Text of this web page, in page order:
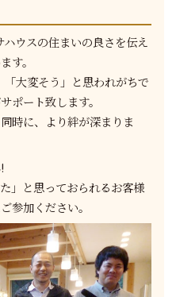
ウスの住まいの良さを伝え
す。
大変そう」と思われがちで
ポート致します。
時に、より絆が深まりま
」と思っておられるお客様
参加ください。